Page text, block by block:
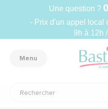
Une question ?
- Prix d'un appel local
9h à 12h
Menu